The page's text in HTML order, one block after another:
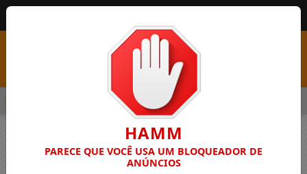
COM VAGAS EM SEIS FUNÇÕES E SALÁRIOS QUE CHEGAM
HAMM
PARECE QUE VOCÊ USA UM BLOQUEADOR DE
ANÚNCIOS